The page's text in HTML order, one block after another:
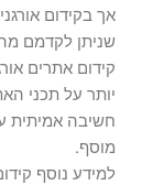
אך בקידום
שניתן לקדמם
קידום אתרים
יותר על תכני
חשיבה אמיתית
מוסף.
למידע נוסף